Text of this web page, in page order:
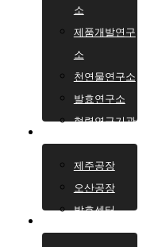
소
제품개발연구
소
천연물연구소
발효연구소
협력연구기관
제주공장
오산공장
발효센터